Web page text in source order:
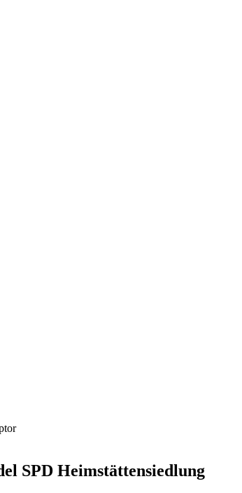
SPD Heimstättensiedlung